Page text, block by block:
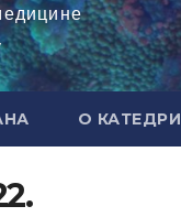
О КАТЕДРИ